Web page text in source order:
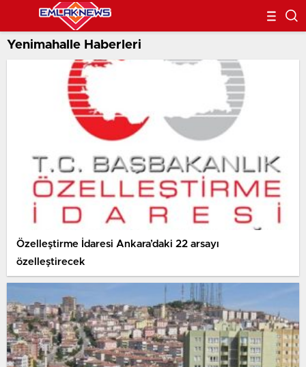
Yenimahalle Haberleri
Özelleştirme İdaresi Ankara’daki 22 arsayı
özelleştirecek